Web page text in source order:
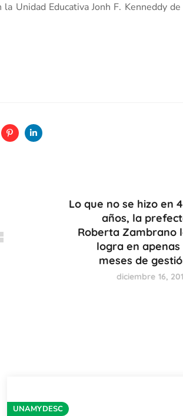
Unidad Educativa Jonh F. Kenneddy
Lo que no se hizo en
años, la
Roberta Zambrano
logra en apenas
meses de
diciembre 16,
UNAMYDESC